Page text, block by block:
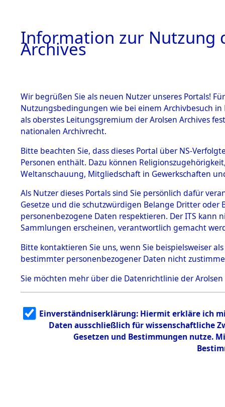
BESTÄNDE
1.
Inhaftierungsdoku
mente
1.2.9 Beim ITS
Effekten
1.2.9.1
Effekten aus
dem KZ
Dachau
1.2.9.2
Effekten aus
dem KZ
Bayerisches
1.2.9.3
Effekten aus
dem KZ
Neuengamm
0018
Einen Kommentar
Information zur Nutzung
Archives
Wir begrüßen Sie als neuen Nutzer unseres Portals!
Nutzungsbedingungen wie bei einem Archivbesuch
als oberstes Leitungsgremium der Arolsen Archives
nationalen Archivrecht.
Bitte beachten Sie, dass dieses Portal über NS-
Personen enthält. Dazu können
Weltanschauung, Mitgliedschaft in Gewerkschaften
Als Nutzer dieses Portals sind Sie persönlich dafür
Gesetze und die schutzwürdigen Belange Dritter
personenbezogene Daten respektieren. Der ITS
Sammlungen erscheinen, verantwortlich gemacht
Bitte kontaktieren Sie uns, wenn Sie beispielsweiser
bestimmter personenbezogener Daten nicht
Sie möchten mehr über die Datenrichtlinie der Arolsen
Einverständniserklärung: Hiermit erkläre ich
Daten ausschließlich für wissenschaftliche
Gesetzen und Bestimmungen nutze.